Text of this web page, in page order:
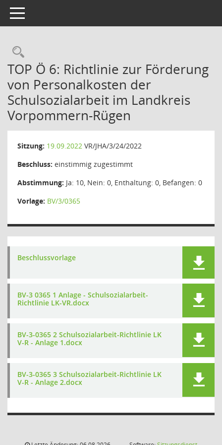
Toggle navigation
Rechercheauswahl
TOP Ö 6: Richtlinie zur Förderung
von Personalkosten der
Schulsozialarbeit im Landkreis
Vorpommern-Rügen
Sitzung: 19.09.2022 VR/JHA/3/24/2022
Beschluss: einstimmig zugestimmt
Abstimmung: Ja: 10, Nein: 0, Enthaltung: 0, Befangen: 0
Vorlage: BV/3/0365
Beschlussvorlage
BV-3 0365 1 Anlage - Schulsozialarbeit-
Richtlinie LK-VR.docx
BV-3-0365 2 Schulsozialarbeit-Richtlinie LK
V-R - Anlage 1.docx
BV-3-0365 3 Schulsozialarbeit-Richtlinie LK
V-R - Anlage 2.docx